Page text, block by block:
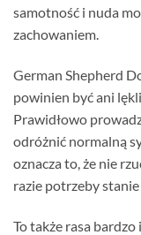
samotność i nuda
zachowaniem.
German Shepherd
powinien być ani
Prawidłowo
odróżnić normalną
oznacza to, że nie
razie potrzeby
To także rasa